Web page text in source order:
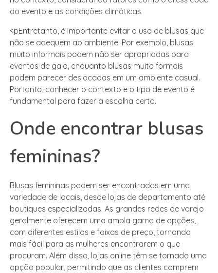
do evento e as condições climáticas.
<pEntretanto, é importante evitar o uso de blusas que
não se adequem ao ambiente. Por exemplo, blusas
muito informais podem não ser apropriadas para
eventos de gala, enquanto blusas muito formais
podem parecer deslocadas em um ambiente casual.
Portanto, conhecer o contexto e o tipo de evento é
fundamental para fazer a escolha certa.
Onde encontrar blusas
femininas?
Blusas femininas podem ser encontradas em uma
variedade de locais, desde lojas de departamento até
boutiques especializadas. As grandes redes de varejo
geralmente oferecem uma ampla gama de opções,
com diferentes estilos e faixas de preço, tornando
mais fácil para as mulheres encontrarem o que
procuram. Além disso, lojas online têm se tornado uma
opção popular, permitindo que as clientes comprem